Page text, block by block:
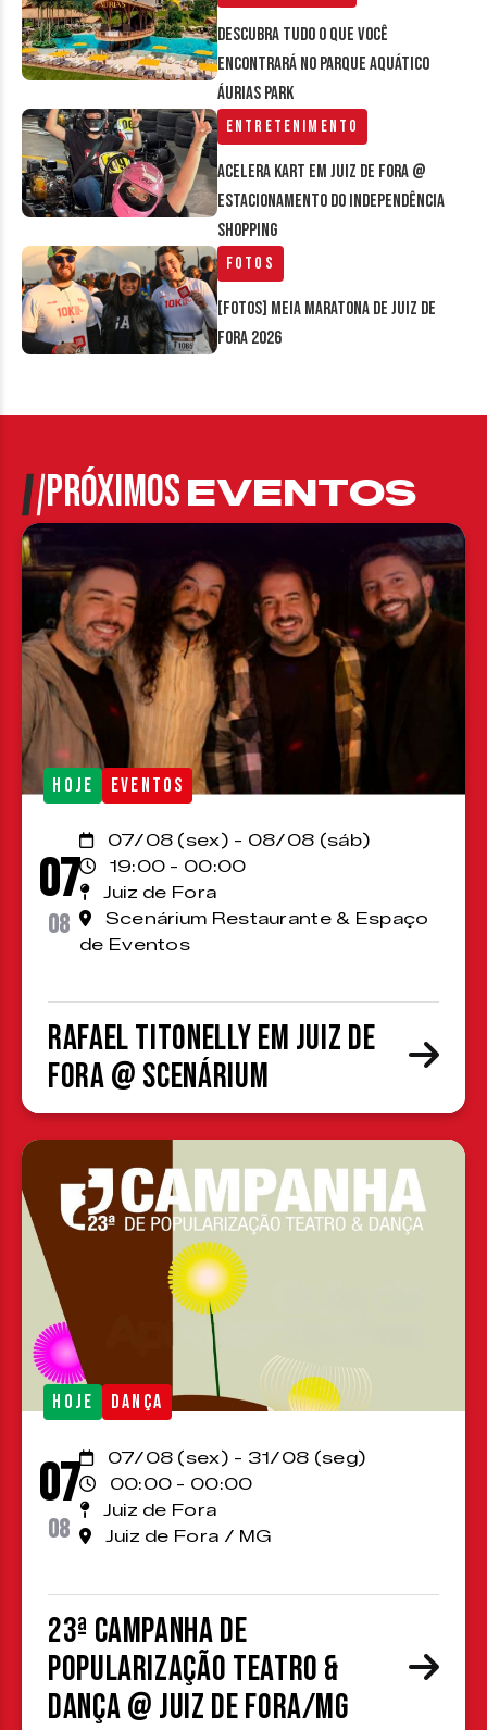
Descubra tudo o que você
encontrará no parque aquático
Áurias Park
Entretenimento
Acelera Kart em Juiz de Fora @
estacionamento do Independência
Shopping
Fotos
[FOTOS] Meia Maratona de Juiz de
Fora 2026
PRÓXIMOSEVENTOS
HOJE EVENTOS
07
08
07/08 (sex) - 08/08 (sáb)
19:00 - 00:00
Juiz de Fora
Scenárium Restaurante & Espaço
de Eventos
Rafael Titonelly em Juiz de
Fora @ Scenárium
HOJE DANÇA
07
08
07/08 (sex) - 31/08 (seg)
00:00 - 00:00
Juiz de Fora
Juiz de Fora / MG
23ª Campanha de
Popularização Teatro &
Dança @ Juiz de Fora/MG